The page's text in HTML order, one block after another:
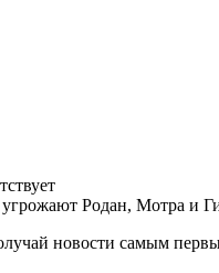
Родан, Мотра и
новости самым